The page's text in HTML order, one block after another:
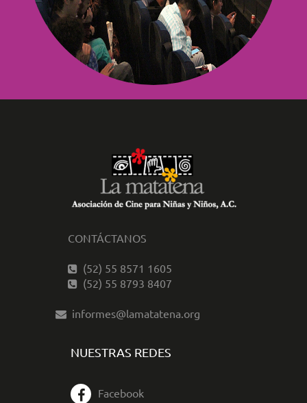
CONTÁCTANOS
(52) 55 8571 1605
(52) 55 8793 8407
informes@lamatatena.org
NUESTRAS REDES
Facebook